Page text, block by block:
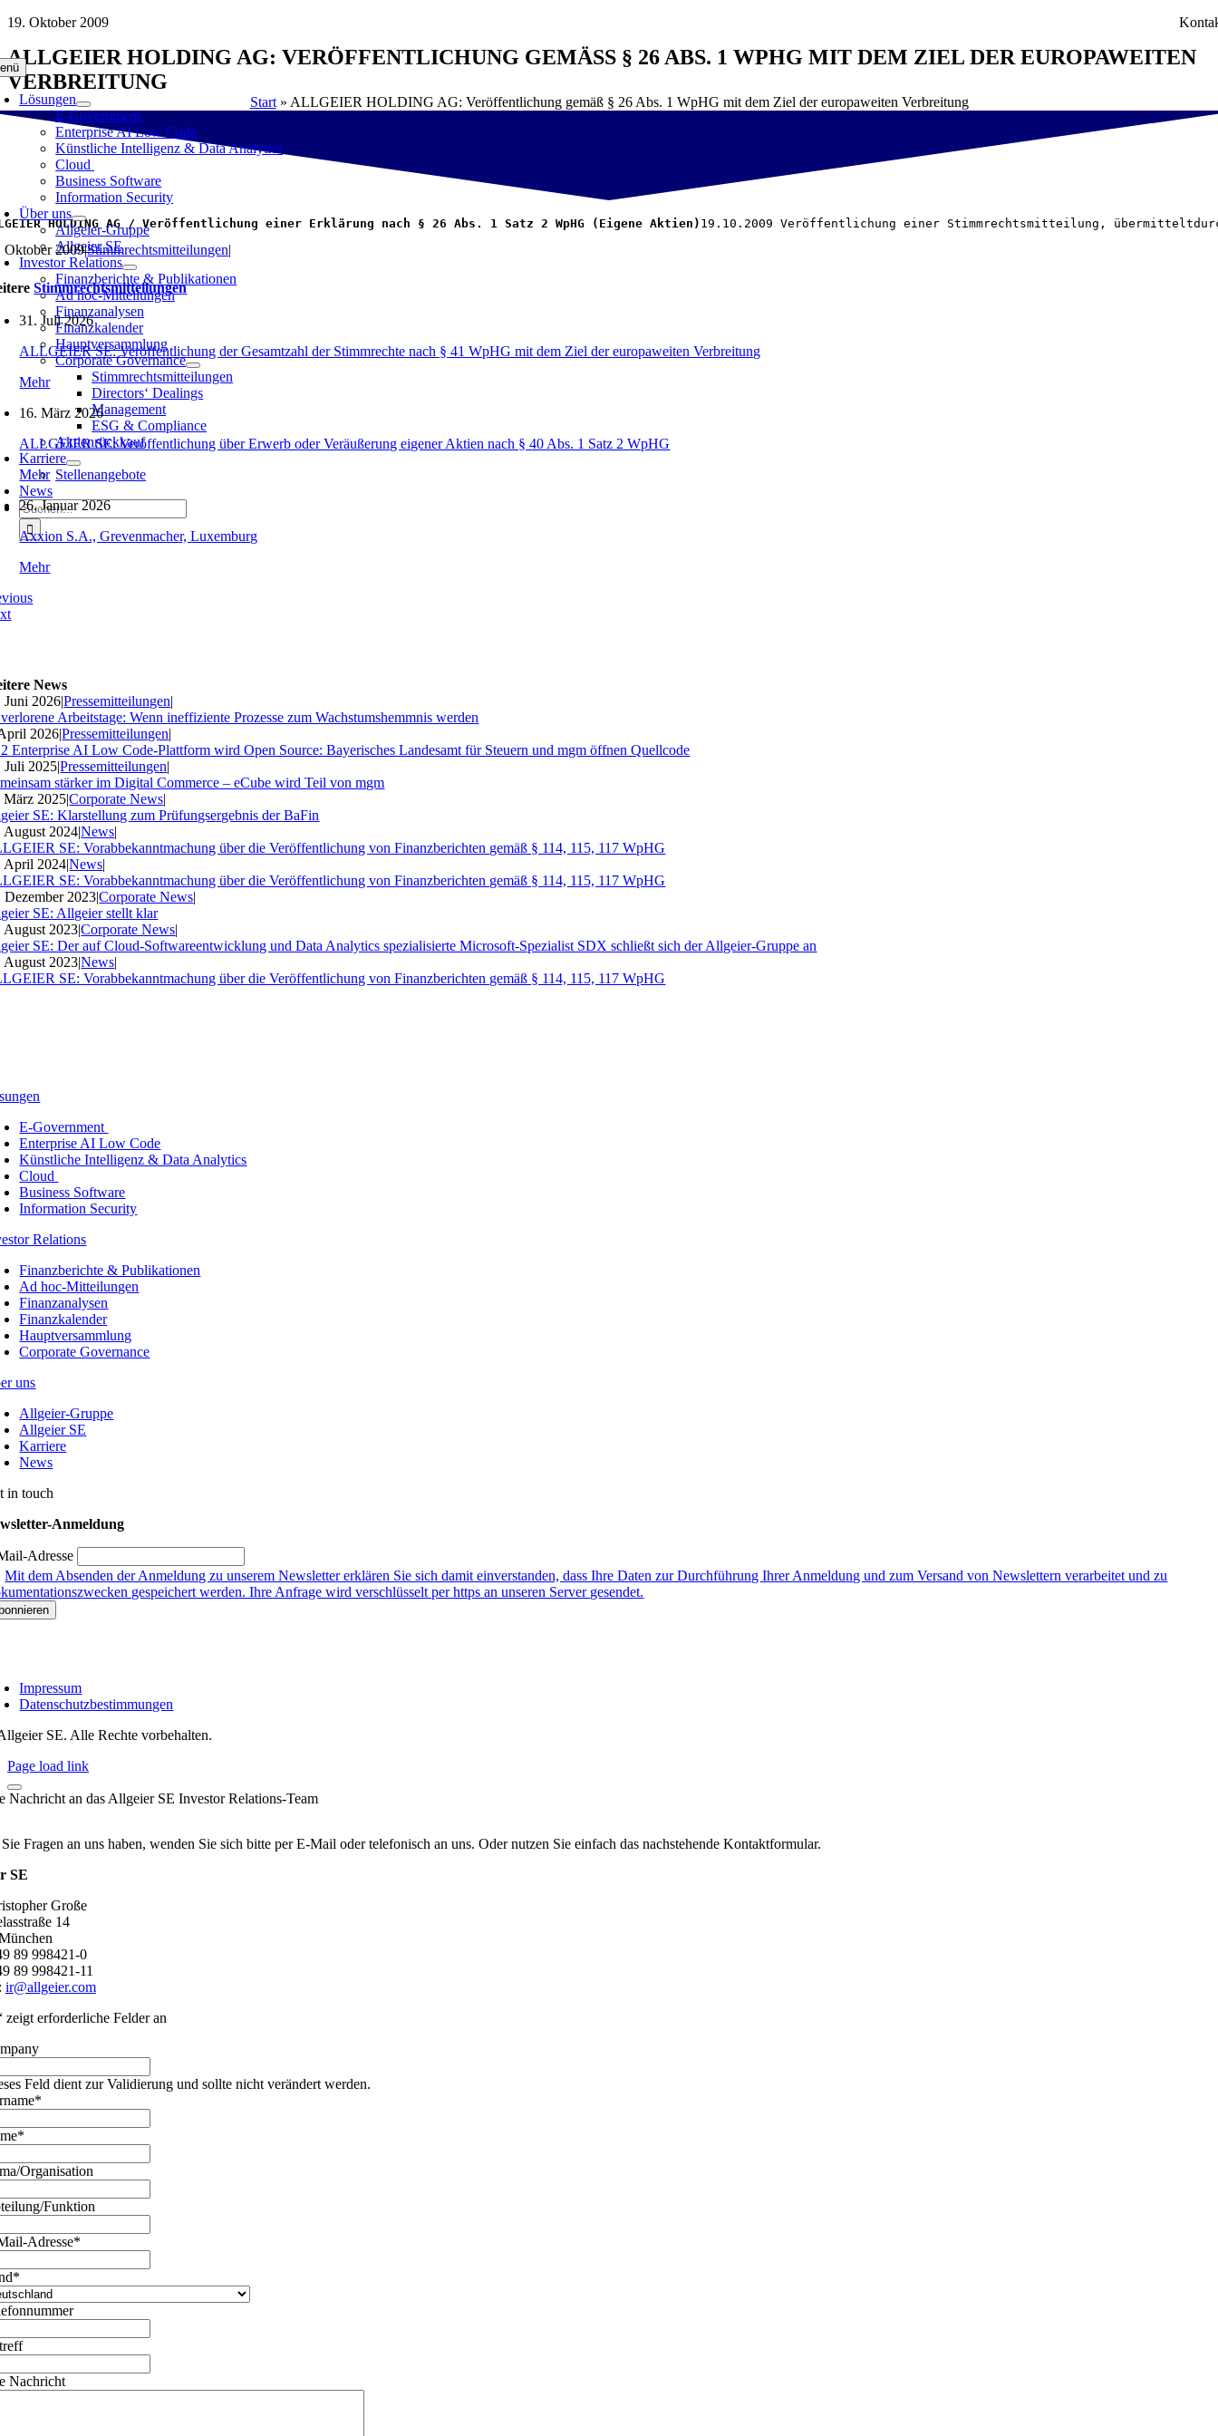
Zum
springen
Lösungen
E-Government
Enterprise AI Low Code
Künstliche Intelligenz & Data Analytics
Cloud
Business Software
Information Security
Über uns
Allgeier-Gruppe
Allgeier SE
Investor Relations
Finanzberichte & Publikationen
Ad hoc-Mitteilungen
Finanzanalysen
Finanzkalender
Hauptversammlung
Corporate Governance
Stimmrechtsmitteilungen
Directors‘ Dealings
Management
ESG & Compliance
Aktienrückkauf
Karriere
Stellenangebote
News
Suche
nach:
19. Oktober 2009
ALLGEIER HOLDING AG: VERÖFFENTLICHUNG GEMÄSS § 26 ABS. 1 WPHG MIT DEM ZIEL DER EUROPAWEITEN V
ERBREITUNG
Start» ALLGEIER HOLDING AG: Veröffentlichung gemäß § 26 Abs. 1 WpHG mit dem Ziel der europaweiten Verbreitung
HOLDING AG / Veröffentlichung einer Erklärung nach § 26 Abs. 1 Satz 2 WpHG (Eigene Aktien) 19.10.2009 Veröffentlichung einer Stimmrechtsmitteilung,
Oktober 2009|Stimmrechtsmitteilungen|
Stimmrechtsmitteilungen
31. Juli 2026
ALLGEIER SE: Veröffentlichung der Gesamtzahl der Stimmrechte nach § 41 WpHG mit dem Ziel der europaweiten Verbreitung
Mehr
16. März 2026
ALLGEIER SE: Veröffentlichung über Erwerb oder Veräußerung eigener Aktien nach § 40 Abs. 1 Satz 2 WpHG
Mehr
26. Januar 2026
Axxion S.A., Grevenmacher, Luxemburg
Mehr
News
Juni 2026|Pressemitteilungen|
Arbeitstage: Wenn ineffiziente Prozesse zum Wachstumshemmnis werden
2026|Pressemitteilungen|
Enterprise AI Low Code-Plattform wird Open Source: Bayerisches Landesamt für Steuern und mgm öffnen Quellcode
Juli 2025|Pressemitteilungen|
stärker im Digital Commerce – eCube wird Teil von mgm
März 2025|Corporate News|
SE: Klarstellung zum Prüfungsergebnis der BaFin
August 2024|News|
SE: Vorabbekanntmachung über die Veröffentlichung von Finanzberichten gemäß § 114, 115, 117 WpHG
April 2024|News|
SE: Vorabbekanntmachung über die Veröffentlichung von Finanzberichten gemäß § 114, 115, 117 WpHG
Dezember 2023|Corporate News|
SE: Allgeier stellt klar
August 2023|Corporate News|
SE: Der auf Cloud-Softwareentwicklung und Data Analytics spezialisierte Microsoft-Spezialist SDX schließt sich der Allgeier-Gruppe an
August 2023|News|
SE: Vorabbekanntmachung über die Veröffentlichung von Finanzberichten gemäß § 114, 115, 117 WpHG
E-Government
Enterprise AI Low Code
Künstliche Intelligenz & Data Analytics
Cloud
Business Software
Information Security
Relations
Finanzberichte & Publikationen
Ad hoc-Mitteilungen
Finanzanalysen
Finanzkalender
Hauptversammlung
Corporate Governance
uns
Allgeier-Gruppe
Allgeier SE
Karriere
News
in touch
Anmeldung
Adresse
Mit dem Absenden der Anmeldung zu unserem Newsletter erklären Sie sich damit einverstanden, dass Ihre Daten zur Durchführung Ihrer Anmeldung und zum Versand von Newslettern verarbeitet und zu
gespeichert werden. Ihre Anfrage wird verschlüsselt per https an unseren Server gesendet.
Impressum
Datenschutzbestimmungen
SE. Alle Rechte vorbehalten.
Page load link
Nachricht an das Allgeier SE Investor Relations-Team
Fragen an uns haben, wenden Sie sich bitte per E-Mail oder telefonisch an uns. Oder nutzen Sie einfach das nachstehende Kontaktformular.
SE
Große
14
89 998421-0
89 998421-11
ir@allgeier.com
zeigt erforderliche Felder an
Feld dient zur Validierung und sollte nicht verändert werden.
*
*
Organisation
Funktion
Adresse*
*
Nachricht